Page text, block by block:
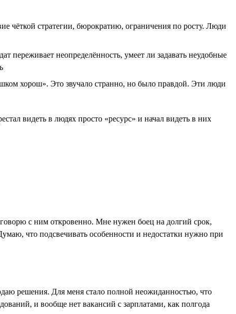
чёткой стратегии, бюрократию, ограничения по росту. Люди
переживает неопределённость, умеет ли задавать неудобные
хорош». Это звучало странно, но было правдой. Эти люди
видеть в людях просто «ресурс» и начал видеть в них
с ним откровенно. Мне нужен боец на долгий срок,
что подсвечивать особенности и недостатки нужно при
решения. Для меня стало полной неожиданностью, что
и вообще нет вакансий с зарплатами, как полгода